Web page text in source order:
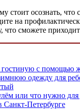
осознать,
на
сможете
с помощью
одежду для
или что нужно
Санкт-Петербурге